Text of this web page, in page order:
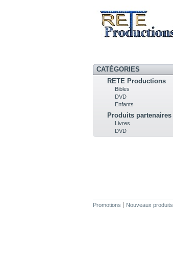
CATÉGORIES
RETE Productions
Bibles
DVD
Enfants
Produits partenaires
Livres
DVD
Promotions Nouveaux produits